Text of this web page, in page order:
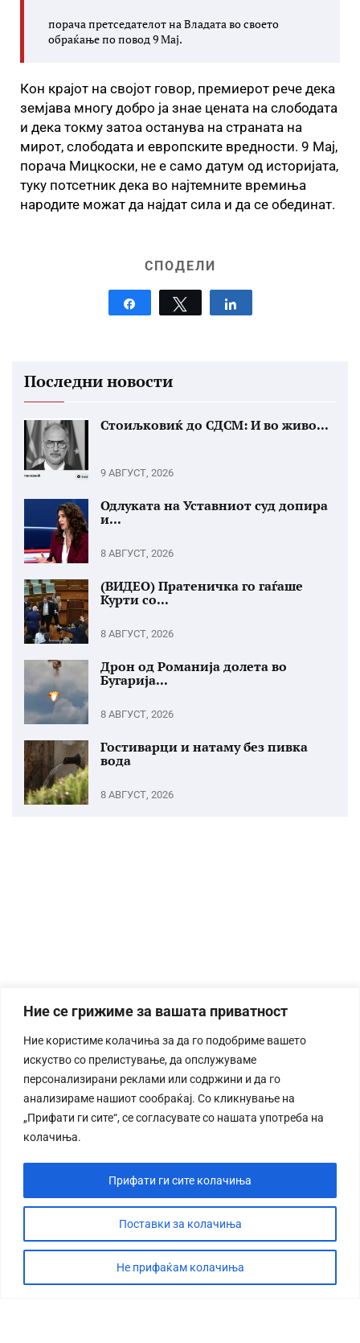
Ние се грижиме за вашата приватност
Ние користиме колачиња за да го подобриме вашето
искуство со прелистување, да опслужуваме
персонализирани реклами или содржини и да го
анализираме нашиот сообраќај. Со кликнување на
„Прифати ги сите“, се согласувате со нашата употреба на
колачиња.
Поставки за колачиња
Не прифаќам колачиња
Прифати ги сите колачиња
порача претседателот на Владата во своето
обраќање по повод 9 Мај.
Кон крајот на својот говор, премиерот рече дека
земјава многу добро ја знае цената на слободата
и дека токму затоа останува на страната на
мирот, слободата и европските вредности. 9 Мај,
порача Мицкоски, не е само датум од историјата,
туку потсетник дека во најтемните времиња
народите можат да најдат сила и да се обединат.
СПОДЕЛИ
Tweet
Последни новости
Стоиљковиќ до СДСМ: И во живо...
9 АВГУСТ, 2026
Одлуката на Уставниот суд допира
и...
8 АВГУСТ, 2026
(ВИДЕО) Пратеничка го гаѓаше
Курти со...
8 АВГУСТ, 2026
Дрон од Романија долета во
Бугарија...
8 АВГУСТ, 2026
Гостиварци и натаму без пивка
вода
8 АВГУСТ, 2026